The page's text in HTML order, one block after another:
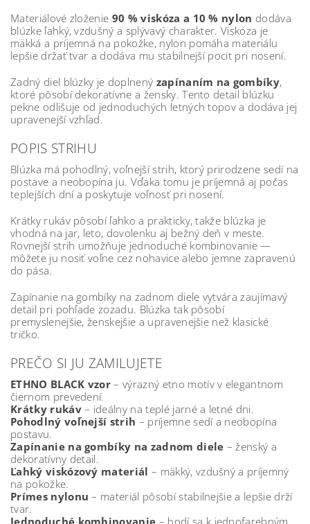
Materiálové zloženie 90 % viskóza a 10 % nylon dodáva
blúzke ľahký, vzdušný a splývavý charakter. Viskóza je
mäkká a príjemná na pokožke, nylon pomáha materiálu
lepšie držať tvar a dodáva mu stabilnejší pocit pri nosení.
Zadný diel blúzky je doplnený zapínaním na gombíky,
ktoré pôsobí dekoratívne a žensky. Tento detail blúzku
pekne odlišuje od jednoduchých letných topov a dodáva jej
upravenejší vzhľad.
POPIS STRIHU
Blúzka má pohodlný, voľnejší strih, ktorý prirodzene sedí na
postave a neobopína ju. Vďaka tomu je príjemná aj počas
teplejších dní a poskytuje voľnosť pri nosení.
Krátky rukáv pôsobí ľahko a prakticky, takže blúzka je
vhodná na jar, leto, dovolenku aj bežný deň v meste.
Rovnejší strih umožňuje jednoduché kombinovanie —
môžete ju nosiť voľne cez nohavice alebo jemne zapravenú
do pása.
Zapínanie na gombíky na zadnom diele vytvára zaujímavý
detail pri pohľade zozadu. Blúzka tak pôsobí
premyslenejšie, ženskejšie a upravenejšie než klasické
tričko.
PREČO SI JU ZAMILUJETE
ETHNO BLACK vzor – výrazný etno motív v elegantnom
čiernom prevedení.
Krátky rukáv– ideálny na teplé jarné a letné dni.
Pohodlný voľnejší strih – príjemne sedí a neobopína
postavu.
Zapínanie na gombíky na zadnom diele – ženský a
dekoratívny detail.
Ľahký viskózový materiál – mäkký, vzdušný a príjemný
na pokožke.
Prímes nylonu – materiál pôsobí stabilnejšie a lepšie drží
tvar.